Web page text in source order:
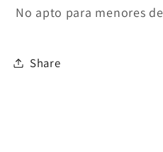
No apto para menores de
Share